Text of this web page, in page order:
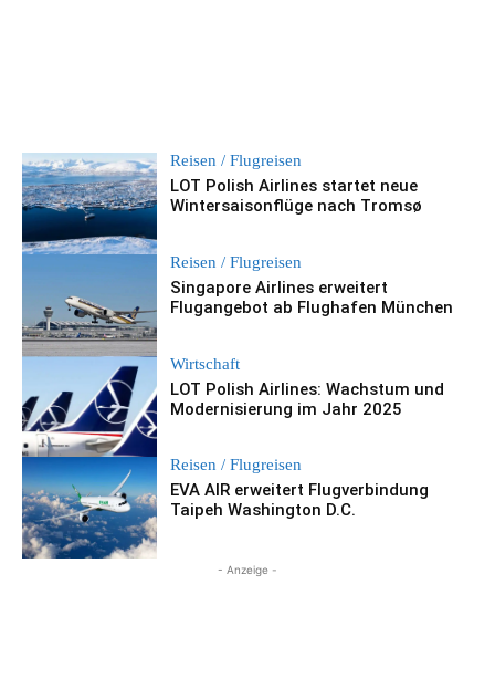
Reisen / Flugreisen
LOT Polish Airlines startet neue
Wintersaisonflüge nach Tromsø
Reisen / Flugreisen
Singapore Airlines erweitert
Flugangebot ab Flughafen München
Wirtschaft
LOT Polish Airlines: Wachstum und
Modernisierung im Jahr 2025
Reisen / Flugreisen
EVA AIR erweitert Flugverbindung
Taipeh Washington D.C.
- Anzeige -